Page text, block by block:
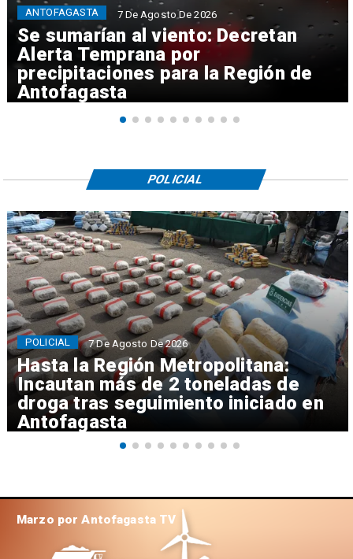
Se sumarían al viento: Decretan
Alerta Temprana por
precipitaciones para la Región de
Antofagasta
ANTOFAGASTA 7 De Agosto De 2026
Hasta la Región Metropolitana:
Incautan más de 2 toneladas de
droga tras seguimiento iniciado en
Antofagasta
POLICIAL 7 De Agosto De 2026
POLICIAL
Marzo por Antofagasta TV